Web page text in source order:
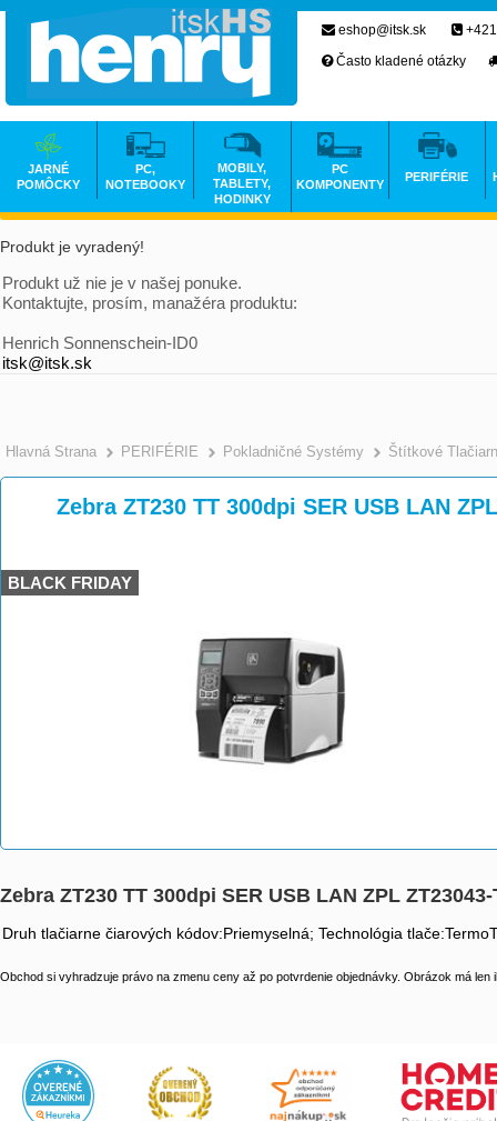
Produkt je vyradený!
Produkt už nie je v našej ponuke.
Kontaktujte, prosím, manažéra produktu:
Henrich Sonnenschein-ID0
itsk@itsk.sk
Hlavná Strana >
PERIFÉRIE >
Pokladničné Systémy Štítkové
Zebra ZT230 TT 300dpi SER USB LAN
BLACK FRIDAY
Zebra ZT230 TT 300dpi SER USB LAN ZPL ZT23043-
Druh tlačiarne čiarových kódov:Priemyselná; Technológia
Obchod si vyhradzuje právo na zmenu ceny až po potvrdenie objednávky. Obrázok má len
eshop@itsk.sk
Často kladené otázky
JARNÉ
POMÔCKY
PC,
NOTEBOOKY
MOBILY,
TABLETY,
HODINKY
PC
KOMPONENTY
PERIFÉRIE